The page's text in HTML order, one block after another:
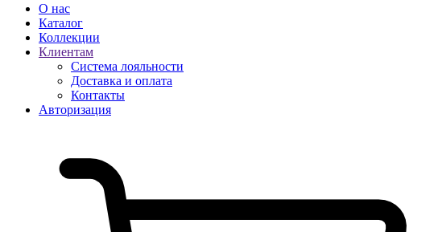
О нас
Каталог
Коллекции
Клиентам
Система лояльности
Доставка и оплата
Контакты
Авторизация